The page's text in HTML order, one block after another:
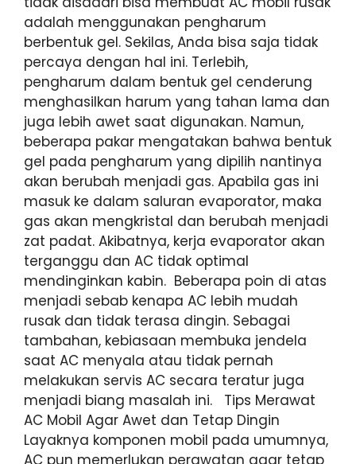
adalah menggunakan pengharum
berbentuk gel. Sekilas, Anda bisa saja tidak
percaya dengan hal ini. Terlebih,
pengharum dalam bentuk gel cenderung
menghasilkan harum yang tahan lama dan
juga lebih awet saat digunakan. Namun,
beberapa pakar mengatakan bahwa bentuk
gel pada pengharum yang dipilih nantinya
akan berubah menjadi gas. Apabila gas ini
masuk ke dalam saluran evaporator, maka
gas akan mengkristal dan berubah menjadi
zat padat. Akibatnya, kerja evaporator akan
terganggu dan AC tidak optimal
mendinginkan kabin. Beberapa poin di atas
menjadi sebab kenapa AC lebih mudah
rusak dan tidak terasa dingin. Sebagai
tambahan, kebiasaan membuka jendela
saat AC menyala atau tidak pernah
melakukan servis AC secara teratur juga
menjadi biang masalah ini. Tips Merawat
AC Mobil Agar Awet dan Tetap Dingin
Layaknya komponen mobil pada umumnya,
AC pun memerlukan perawatan agar tetap